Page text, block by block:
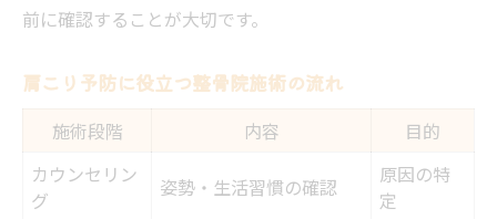
前に確認することが大切です。
肩こり予防に役立つ整骨院施術の流れ
施術段階 内容
目的
カウンセリン
グ
姿勢・生活習慣の確認
原因の特
定